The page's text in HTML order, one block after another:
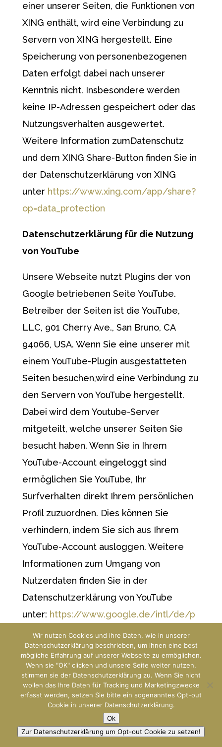
einer unserer Seiten, die Funktionen von
XING enthält, wird eine Verbindung zu
Servern von XING hergestellt. Eine
Speicherung von personenbezogenen
Daten erfolgt dabei nach unserer
Kenntnis nicht. Insbesondere werden
keine IP-Adressen gespeichert oder das
Nutzungsverhalten ausgewertet.
Weitere Information zumDatenschutz
und dem XING Share-Button finden Sie in
der Datenschutzerklärung von XING
unter https://www.xing.com/app/share?
op=data_protection
Datenschutzerklärung für die Nutzung
von YouTube
Unsere Webseite nutzt Plugins der von
Google betriebenen Seite YouTube.
Betreiber der Seiten ist die YouTube,
LLC, 901 Cherry Ave., San Bruno, CA
94066, USA. Wenn Sie eine unserer mit
einem YouTube-Plugin ausgestatteten
Seiten besuchen,wird eine Verbindung zu
den Servern von YouTube hergestellt.
Dabei wird dem Youtube-Server
mitgeteilt, welche unserer Seiten Sie
besucht haben. Wenn Sie in Ihrem
YouTube-Account eingeloggt sind
ermöglichen Sie YouTube, Ihr
Surfverhalten direkt Ihrem persönlichen
Profil zuzuordnen. Dies können Sie
verhindern, indem Sie sich aus Ihrem
YouTube-Account ausloggen. Weitere
Informationen zum Umgang von
Nutzerdaten finden Sie in der
Datenschutzerklärung von YouTube
unter: https://www.google.de/intl/de/p
olicies/privacy
Kommentarfunktion auf
dieser Webseite
Für die Kommentarfunktion auf dieser
Seite werden neben Ihrem Kommentar
Wir nutzen Cookies und ihre Daten, wie in unserer
Datenschutzerklärung beschrieben, um ihnen eine best
mögliche Erfahrung auf unserer Webseite zu ermöglichen.
Wenn sie "OK" clicken und unsere Seite weiter nutzen,
stimmen sie der Datenschutzerklärung zu. Wenn Sie nicht
wollen das Ihre Daten für Tracking und Marketingzwecke
erfasst werden, setzen Sie bitte ein sogenanntes Opt-out
Cookie in unserer Datenschutzerklärung.
Ok
Zur Datenschutzerklärung um Opt-out Cookie zu setzen!